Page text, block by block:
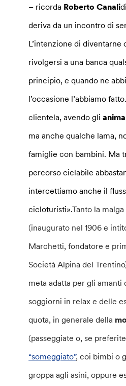
– ricorda Roberto Canali
deriva da un incontro di
L’intenzione di
rivolgersi a una banca
principio, e quando ne
l’occasione l’abbiamo
clientela, avendo gli
ma anche qualche lama,
famiglie con bambini. Ma
percorso ciclabile
intercettiamo anche il
cicloturisti».Tanto la
(inaugurato nel 1906 e
Marchetti, fondatore e
Società Alpina del
meta adatta per gli amanti
soggiorni in relax e delle
quota, in generale della
(passeggiate o, se
“someggiato”, coi bimbi o
groppa agli asini, oppure